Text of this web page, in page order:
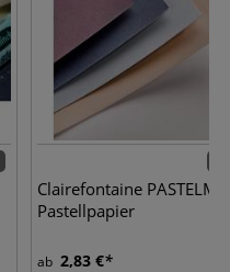
Clairefontaine
Pastellpapier
ab 2,83 €